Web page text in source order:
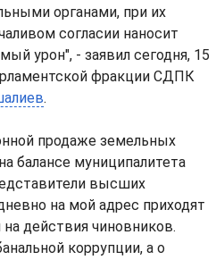
органами, при их
согласии наносит
урон", - заявил сегодня, 15
фракции СДПК
.
продаже земельных
балансе муниципалитета
высших
на мой адрес приходят
действия чиновников.
коррупции, а о